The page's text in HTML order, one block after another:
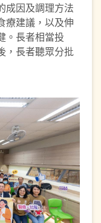
成因及調理方法
療建議，以及伸
。長者相當投
，長者聽眾分批